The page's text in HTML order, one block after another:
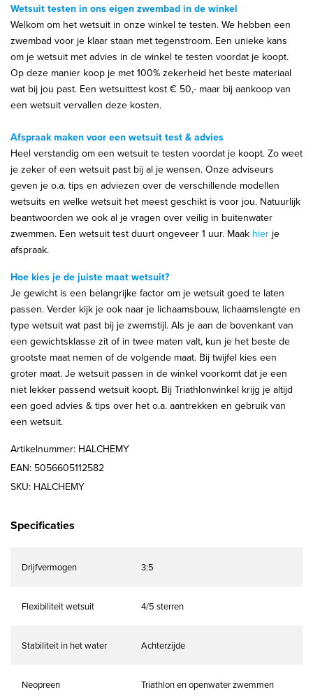
Wetsuit testen in ons eigen zwembad in de winkel
Welkom om het wetsuit in onze winkel te testen. We hebben een
zwembad voor je klaar staan met tegenstroom. Een unieke kans
om je wetsuit met advies in de winkel te testen voordat je koopt.
Op deze manier koop je met 100% zekerheid het beste materiaal
wat bij jou past. Een wetsuittest kost € 50,- maar bij aankoop van
een wetsuit vervallen deze kosten.
Afspraak maken voor een wetsuit test & advies
Heel verstandig om een wetsuit te testen voordat je koopt. Zo weet
je zeker of een wetsuit past bij al je wensen. Onze adviseurs
geven je o.a. tips en adviezen over de verschillende modellen
wetsuits en welke wetsuit het meest geschikt is voor jou. Natuurlijk
beantwoorden we ook al je vragen over veilig in buitenwater
zwemmen. Een wetsuit test duurt ongeveer 1 uur. Maak hier je
afspraak.
Hoe kies je de juiste maat wetsuit?
Je gewicht is een belangrijke factor om je wetsuit goed te laten
passen. Verder kijk je ook naar je lichaamsbouw, lichaamslengte en
type wetsuit wat past bij je zwemstijl. Als je aan de bovenkant van
een gewichtsklasse zit of in twee maten valt, kun je het beste de
grootste maat nemen of de volgende maat. Bij twijfel kies een
groter maat. Je wetsuit passen in de winkel voorkomt dat je een
niet lekker passend wetsuit koopt. Bij Triathlonwinkel krijg je altijd
een goed advies & tips over het o.a. aantrekken en gebruik van
een wetsuit.
Artikelnummer: HALCHEMY
EAN: 5056605112582
SKU: HALCHEMY
Specificaties
Drijfvermogen 3:5
Flexibiliteit wetsuit 4/5 sterren
Stabiliteit in het water Achterzijde
Neopreen Triathlon en openwater zwemmen